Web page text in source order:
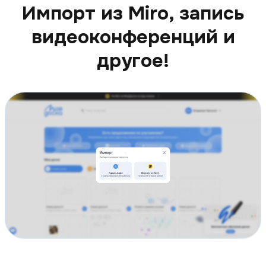
Импорт из Miro, запись
видеоконференций и
другое!